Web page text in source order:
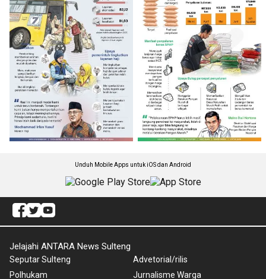
Unduh Mobile Apps untuk iOS dan Android
Jelajahi ANTARA News Sulteng
Seputar Sulteng
Polhukam
Advetorial/rilis
Jurnalisme Warga